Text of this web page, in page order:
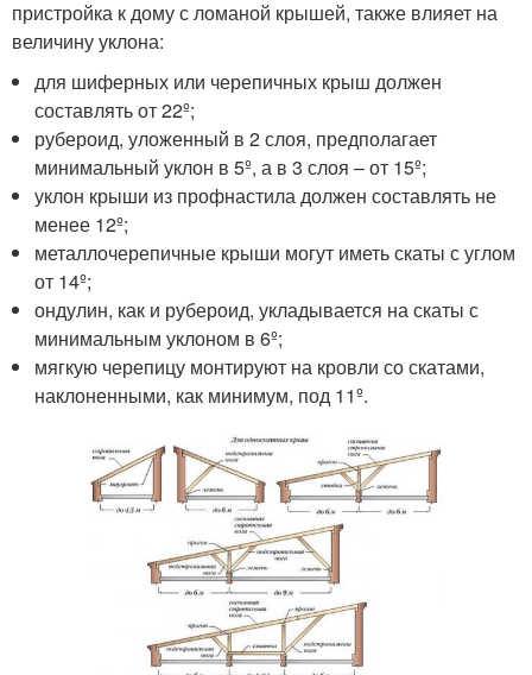
пристройка к дому с ломаной крышей, также влияет на
величину уклона:
для шиферных или черепичных крыш должен
составлять от 22º;
рубероид, уложенный в 2 слоя, предполагает
минимальный уклон в 5º, а в 3 слоя – от 15º;
уклон крыши из профнастила должен составлять не
менее 12º;
металлочерепичные крыши могут иметь скаты с углом
от 14º;
ондулин, как и рубероид, укладывается на скаты с
минимальным уклоном в 6º;
мягкую черепицу монтируют на кровли со скатами,
наклоненными, как минимум, под 11º.